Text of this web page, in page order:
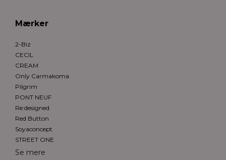
Mærker
2-Biz
CECIL
CREAM
Only Carmakoma
Pilgrim
PONT NEUF
Re:designed
Red Button
Soyaconcept
STREET ONE
Se mere